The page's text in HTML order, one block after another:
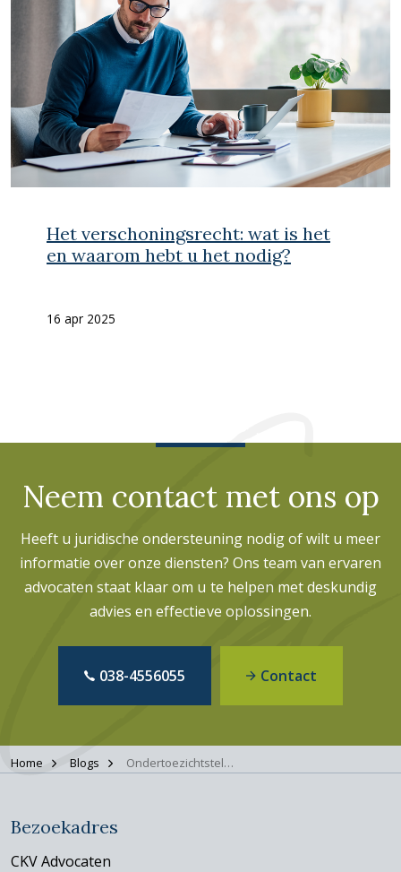
Het verschoningsrecht: wat is het
en waarom hebt u het nodig?
16 apr 2025
Neem contact met ons op
Heeft u juridische ondersteuning nodig of wilt u meer
informatie over onze diensten? Ons team van ervaren
advocaten staat klaar om u te helpen met deskundig
advies en effectieve oplossingen.
038-4556055 Contact
Home Blogs Ondertoezichtstelling en het belang van een advocaat
Bezoekadres
CKV Advocaten